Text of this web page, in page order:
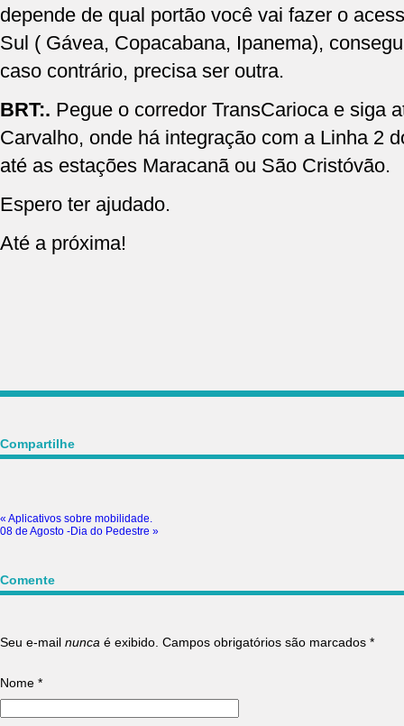
depende de qual portão você vai fazer o
Sul ( Gávea, Copacabana, Ipanema),
caso contrário, precisa ser outra.
BRT:. Pegue o corredor TransCarioca e siga
Carvalho, onde há integração com a Linha 2
até as estações Maracanã ou São Cristóvão.
Espero ter ajudado.
Até a próxima!
Compartilhe
« Aplicativos sobre mobilidade.
08 de Agosto -Dia do Pedestre »
Comente
Seu e-mail nunca é exibido. Campos obrigatórios são marcados *
Nome *